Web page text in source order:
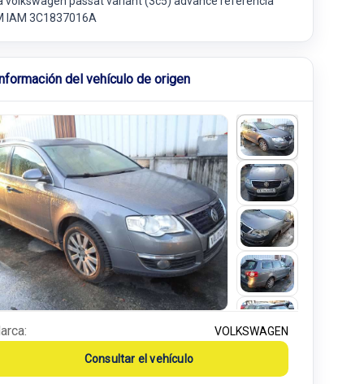
IAM 3C1837016A
del vehículo de origen
VOLKSWAGEN
Consultar el vehículo